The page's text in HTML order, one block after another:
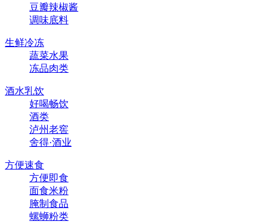
豆瓣辣椒酱
调味底料
生鲜冷冻
蔬菜水果
冻品肉类
酒水乳饮
好喝畅饮
酒类
泸州老窖
舍得·酒业
方便速食
方便即食
面食米粉
腌制食品
螺蛳粉类